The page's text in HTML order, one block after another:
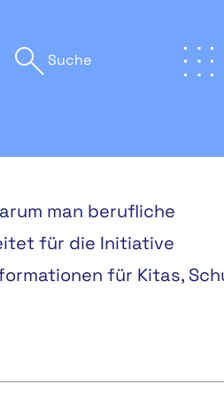
Suche
nur Nerds“ oder „Im
Berufswahl ein. Es
werden. Wie kann man
man berufliche
für die Initiative
für Kitas,